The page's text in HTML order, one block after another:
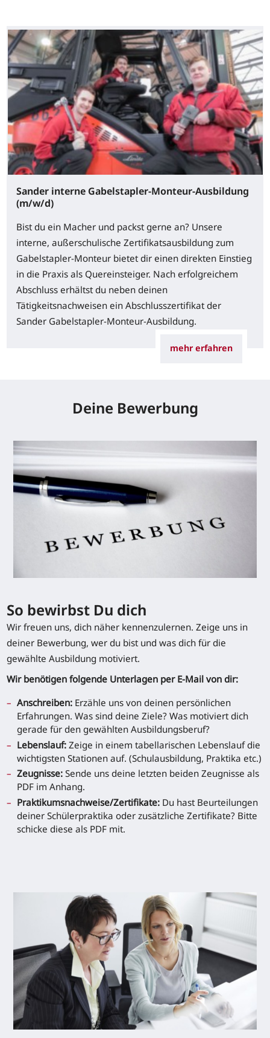
Sander interne Gabelstapler-Monteur-Ausbildung
(m/w/d)
Bist du ein Macher und packst gerne an? Unsere
interne, außerschulische Zertifikatsausbildung zum
Gabelstapler-Monteur bietet dir einen direkten Einstieg
in die Praxis als Quereinsteiger. Nach erfolgreichem
Abschluss erhältst du neben deinen
Tätigkeitsnachweisen ein Abschlusszertifikat der
Sander Gabelstapler-Monteur-Ausbildung.
mehr erfahren
Deine Bewerbung
So bewirbst Du dich
Wir freuen uns, dich näher kennenzulernen. Zeige uns in
deiner Bewerbung, wer du bist und was dich für die
gewählte Ausbildung motiviert.
Wir benötigen folgende Unterlagen per E-Mail von dir:
Anschreiben: Erzähle uns von deinen persönlichen
Erfahrungen. Was sind deine Ziele? Was motiviert dich
gerade für den gewählten Ausbildungsberuf?
Lebenslauf: Zeige in einem tabellarischen Lebenslauf die
wichtigsten Stationen auf. (Schulausbildung, Praktika etc.)
Zeugnisse: Sende uns deine letzten beiden Zeugnisse als
PDF im Anhang.
Praktikumsnachweise/Zertifikate: Du hast Beurteilungen
deiner Schülerpraktika oder zusätzliche Zertifikate? Bitte
schicke diese als PDF mit.